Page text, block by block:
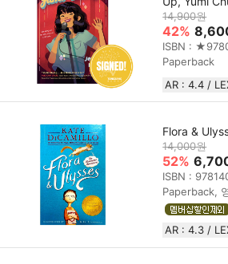
14,900원
42%
ISBN :
Paperback
AR : 4.4 /
Flora &
14,000원
52%
ISBN :
Paperback,
AR : 4.3 /